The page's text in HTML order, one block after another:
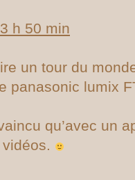
h 50 min
un tour du
panasonic lumix
qu’avec un